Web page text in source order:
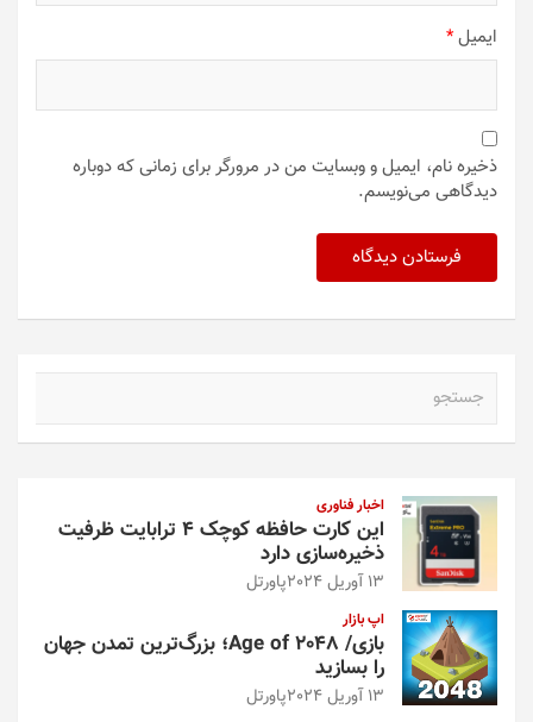
ایمیل*
ذخیره نام، ایمیل و وبسایت من در مرورگر برای زمانی که دوباره
دیدگاهی می‌نویسم.
اخبار فناوری
این کارت حافظه کوچک ۴ ترابایت ظرفیت
ذخیره‌سازی دارد
13 آوریل 2024 پاورتل
اپ بازار
بازی/ Age of 2048؛ بزرگ‌ترین تمدن جهان
را بسازید
13 آوریل 2024 پاورتل